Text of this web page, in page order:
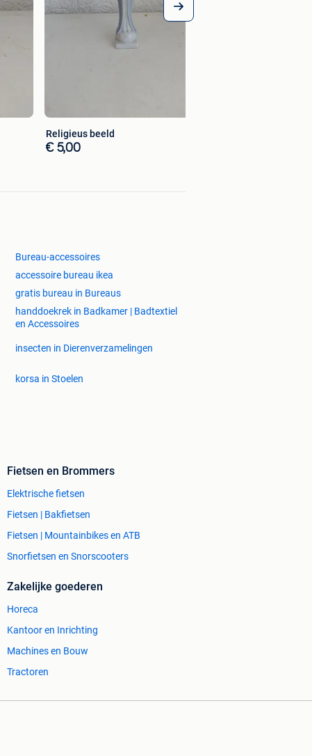
Religieus beeld
€ 5,00
Bureau-accessoires
accessoire bureau ikea
gratis bureau in Bureaus
handdoekrek in Badkamer | Badtextiel
en Accessoires
insecten in Dierenverzamelingen
korsa in Stoelen
Fietsen en Brommers
Elektrische fietsen
Fietsen | Bakfietsen
Fietsen | Mountainbikes en ATB
Snorfietsen en Snorscooters
Zakelijke goederen
Horeca
Kantoor en Inrichting
Machines en Bouw
Tractoren